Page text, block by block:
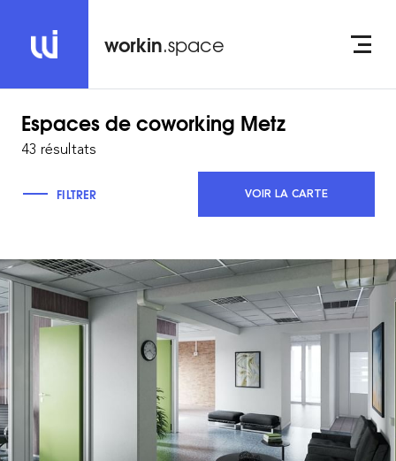
workin.space
Espaces de coworking Metz
43 résultats
FILTRER VOIR LA CARTE